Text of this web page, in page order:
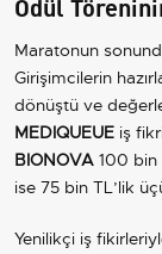
Maratonun
Girişimcilerin
dönüştü ve
MEDIQUEUE iş
BIONOVA 100 bin
ise 75 bin TL’lik
Yenilikçi iş